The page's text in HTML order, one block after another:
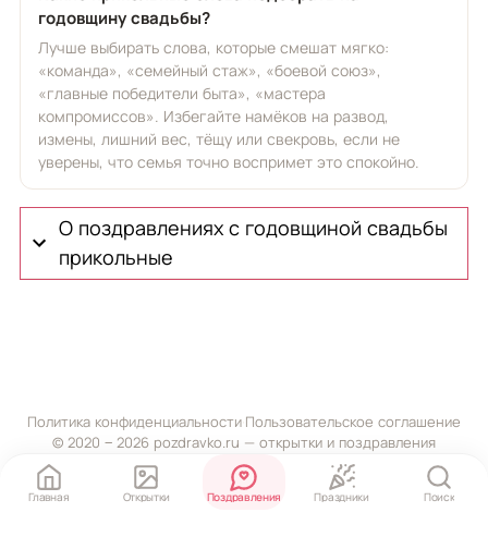
годовщину свадьбы?
Лучше выбирать слова, которые смешат мягко:
«команда», «семейный стаж», «боевой союз»,
«главные победители быта», «мастера
компромиссов». Избегайте намёков на развод,
измены, лишний вес, тёщу или свекровь, если не
уверены, что семья точно воспримет это спокойно.
О поздравлениях с годовщиной свадьбы
прикольные
Политика конфиденциальности Пользовательское соглашение
© 2020 ‒ 2026 pozdravko.ru — открытки и поздравления
Главная Открытки Поздравления Праздники Поиск